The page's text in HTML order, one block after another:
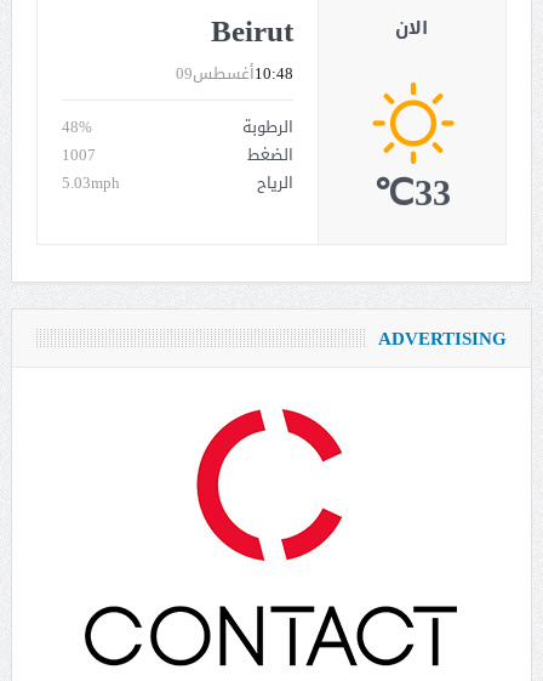
Beirut
أغسطس0910:48
الرطوبة
48%
الضغط
1007
الرياح
5.03mph
الان
33℃
ADVERTISING